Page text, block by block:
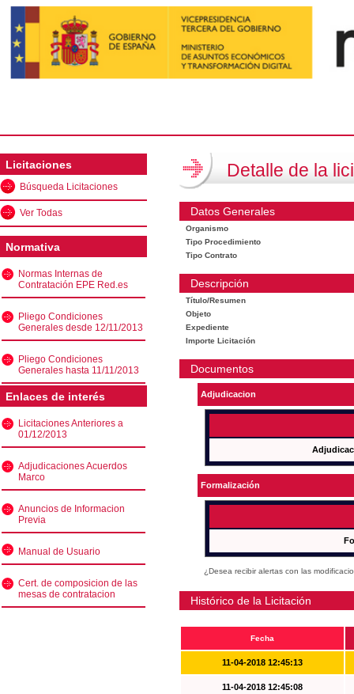
Licitaciones
Búsqueda Licitaciones
Ver Todas
Normativa
Normas Internas de
Contratación EPE Red.es
Pliego Condiciones
Generales desde 12/11/2013
Pliego Condiciones
Generales hasta 11/11/2013
Enlaces de interés
Licitaciones Anteriores a
01/12/2013
Adjudicaciones Acuerdos
Marco
Anuncios de Informacion
Previa
Manual de Usuario
Cert. de composicion de las
mesas de contratacion
Detalle de la
Datos Generales
Organismo
Tipo Procedimiento
Tipo Contrato
Descripción
Título/Resumen
Objeto
Expediente
Importe Licitación
Documentos
Adjudicacion
Formalización
¿Desea recibir alertas con las
Histórico de la Licitación
Fecha
11-04-2018 12:45:13
11-04-2018 12:45:08